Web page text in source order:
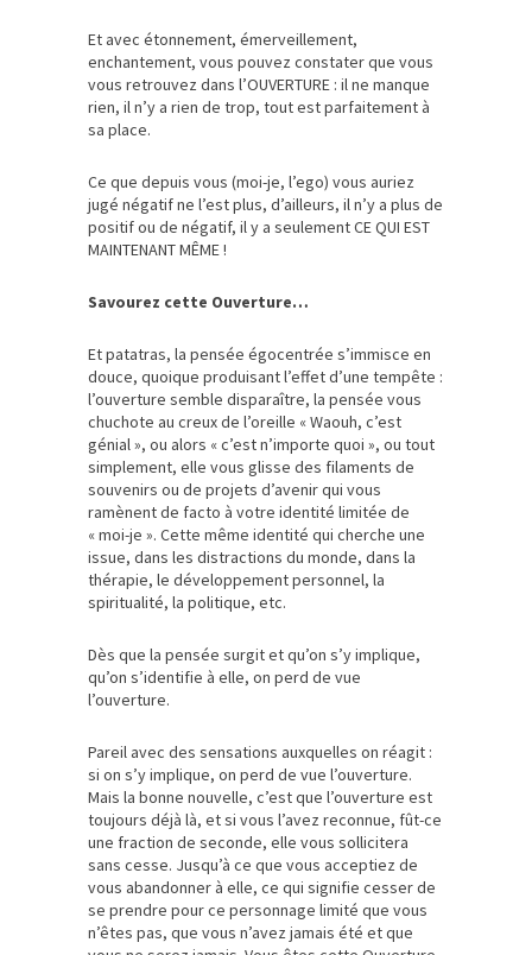
Et avec étonnement, émerveillement,
enchantement, vous pouvez constater que vous
vous retrouvez dans l’OUVERTURE : il ne manque
rien, il n’y a rien de trop, tout est parfaitement à
sa place.
Ce que depuis vous (moi-je, l’ego) vous auriez
jugé négatif ne l’est plus, d’ailleurs, il n’y a plus de
positif ou de négatif, il y a seulement CE QUI EST
MAINTENANT MÊME !
Savourez cette Ouverture…
Et patatras, la pensée égocentrée s’immisce en
douce, quoique produisant l’effet d’une tempête :
l’ouverture semble disparaître, la pensée vous
chuchote au creux de l’oreille « Waouh, c’est
génial », ou alors « c’est n’importe quoi », ou tout
simplement, elle vous glisse des filaments de
souvenirs ou de projets d’avenir qui vous
ramènent de facto à votre identité limitée de
« moi-je ». Cette même identité qui cherche une
issue, dans les distractions du monde, dans la
thérapie, le développement personnel, la
spiritualité, la politique, etc.
Dès que la pensée surgit et qu’on s’y implique,
qu’on s’identifie à elle, on perd de vue
l’ouverture.
Pareil avec des sensations auxquelles on réagit :
si on s’y implique, on perd de vue l’ouverture.
Mais la bonne nouvelle, c’est que l’ouverture est
toujours déjà là, et si vous l’avez reconnue, fût-ce
une fraction de seconde, elle vous sollicitera
sans cesse. Jusqu’à ce que vous acceptiez de
vous abandonner à elle, ce qui signifie cesser de
se prendre pour ce personnage limité que vous
n’êtes pas, que vous n’avez jamais été et que